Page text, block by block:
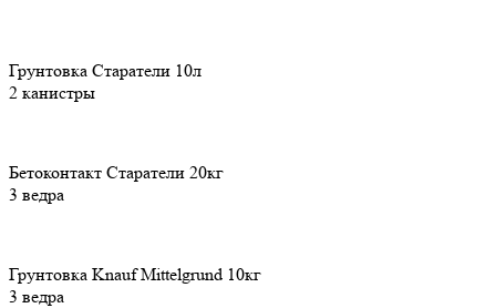
Грунтовка Старатели 10л
2 канистры
Бетоконтакт Старатели 20кг
3 ведра
Грунтовка Knauf Mittelgrund 10кг
3 ведра